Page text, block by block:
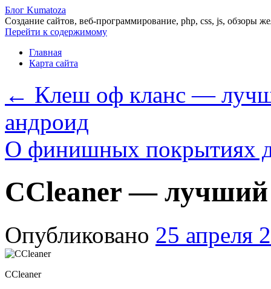
Блог Kumatoza
Создание сайтов, веб-программирование, php, css, js, обзоры
Перейти к содержимому
Главная
Карта сайта
← Клеш оф кланс —
андроид
О финишных покрытиях
CCleaner —
Опубликовано 25 апреля
CCleaner